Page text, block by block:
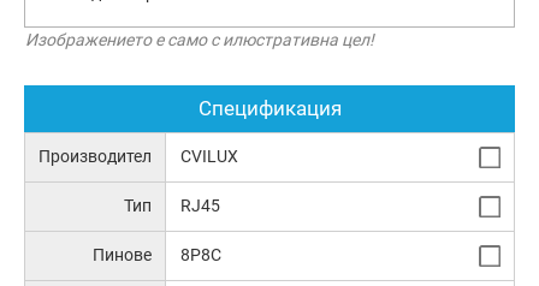
Изображението е само с илюстративна цел!
Спецификация
Производител CVILUX
Тип RJ45
Пинове 8P8C